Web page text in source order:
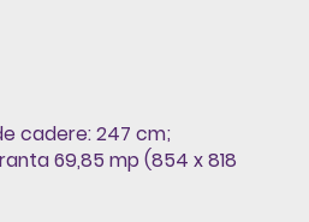
cadere: 247 cm;
69,85 mp (854 x 818